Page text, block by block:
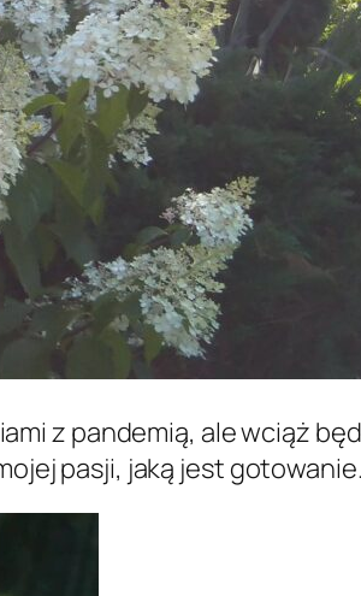
z pandemią, ale wciąż
pasji, jaką jest gotowanie.